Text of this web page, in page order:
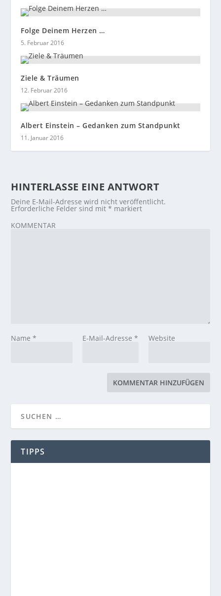
Folge Deinem Herzen …
5. Februar 2016
Ziele & Träumen
12. Februar 2016
Albert Einstein – Gedanken zum Standpunkt
11. Januar 2016
HINTERLASSE EINE ANTWORT
Deine E-Mail-Adresse wird nicht veröffentlicht.
Erforderliche Felder sind mit* markiert
KOMMENTAR
Name* E-Mail-Adresse * Website
TIPPS